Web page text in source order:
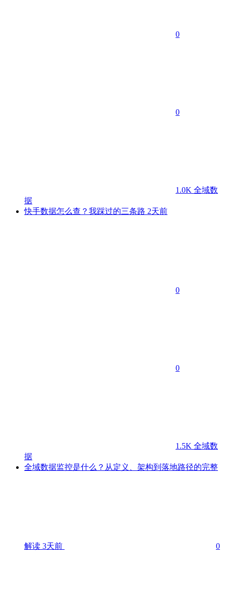
0
0
1.0K 全域数
据
快手数据怎么查？我踩过的三条路 2天前
0
0
1.5K 全域数
据
全域数据监控是什么？从定义、架构到落地路径的完整
解读 3天前 0